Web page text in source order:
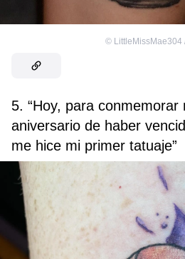
© LittleMissMae304
5. “Hoy, para conmemorar
aniversario de haber
me hice mi primer tatuaje”